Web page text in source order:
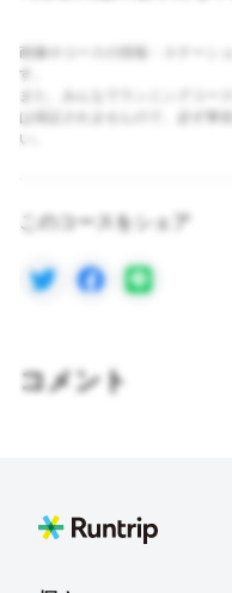
画像やコースの情報・ステーシ
す。
また、みんなでランニングコー
は保証されませんので、必ず事
い。
このコースをシェア
コメント